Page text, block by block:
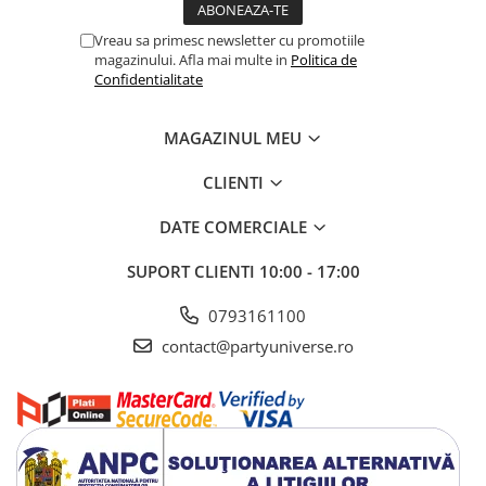
Seturi de artificii
Stroboscoape
Kendama Special
Kendama Super Sticky
Kendama Zen V3 Cupe Mari
Petreceri SportiveVreau sa primesc newsletter cu promotiile
magazinului. Afla mai multe in Politica de
Confidentialitate
MAGAZINUL MEU
CLIENTI
DATE COMERCIALE
SUPORT CLIENTI 10:00 - 17:00
0793161100
contact@partyuniverse.ro